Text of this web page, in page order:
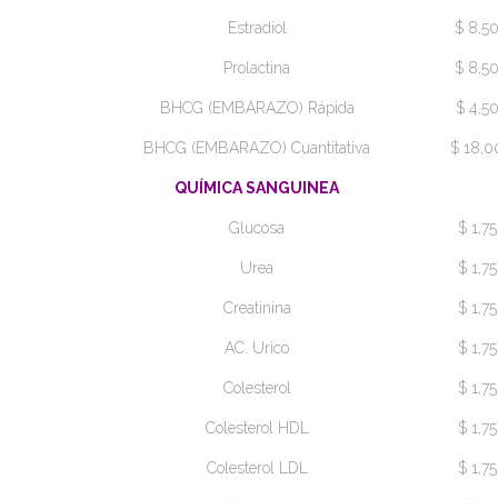
Estradiol $ 8,50
Prolactina $ 8,50
BHCG (EMBARAZO) Rápida $ 4,50
BHCG (EMBARAZO) Cuantitativa $
QUÍMICA SANGUINEA
Glucosa $ 1,75
Urea $ 1,75
Creatinina $ 1,75
AC. Urico $ 1,75
Colesterol $ 1,75
Colesterol HDL $ 1,75
Colesterol LDL $ 1,75